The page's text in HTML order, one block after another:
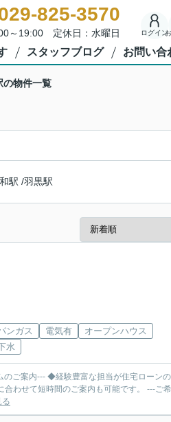
825-3570
～19:00 定休日：水曜日 ログイン
スタッフブログ お問い合
の物件一覧
駅 /羽黒駅
ンガス 電気有
オープンハウス
水
のご案内--- ◆経験豊富な担当が住宅ローン
時間のご案内も可能です。 ---ご希望の
る